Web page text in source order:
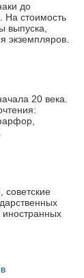
до
На стоимость
выпуска,
экземпляров.
20 века.